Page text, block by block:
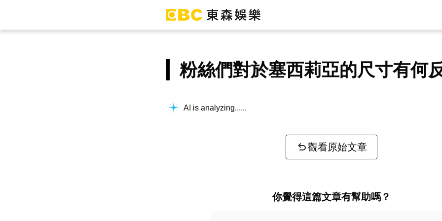
粉絲們對於塞西莉亞的尺寸有何
AI is analyzing...
觀看原始文章
你覺得這篇文章有幫助嗎？